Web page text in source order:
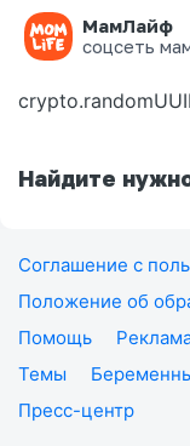
МамЛайф
соцсеть
Ошибка на
Найдите
Соглашение с
Положение об
Помощь
Темы
Пресс-центр